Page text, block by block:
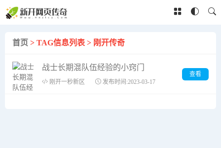
首页 > TAG信息列表 > 刚开传奇
战士长期混队伍经验的小窍门
刚开一秒新区 发布时间:2023-03-17
查看